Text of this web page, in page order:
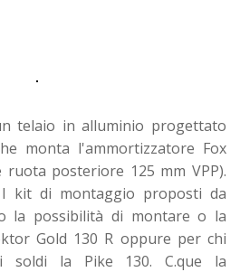
telaio in alluminio progettato
monta l'ammortizzatore Fox
ruota posteriore 125 mm VPP).
I kit di montaggio proposti da
la possibilità di montare o la
Gold 130 R oppure per chi
soldi la Pike 130. C.que la